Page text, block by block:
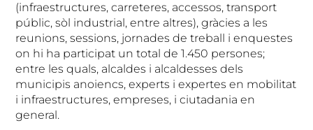
(infraestructures, carreteres, accessos, transport
públic, sòl industrial, entre altres), gràcies a les
reunions, sessions, jornades de treball i enquestes
on hi ha participat un total de 1.450 persones;
entre les quals, alcaldes i alcaldesses dels
municipis anoiencs, experts i expertes en mobilitat
i infraestructures, empreses, i ciutadania en
general.